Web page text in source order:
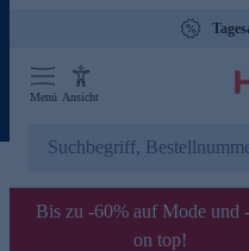
Menü Ansicht
Bis zu -60% auf Mode und
on top!